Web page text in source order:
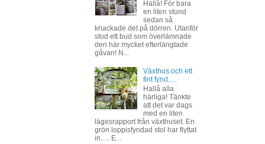
Hallå! För bara
en liten stund
sedan så
knackade det på dörren. Utanför
stod ett bud som överlämnade
den här mycket efterlängtade
gåvan! N...
Växthus och ett
fint fynd.....
Hallå alla
härliga! Tänkte
att det var dags
med en liten
lägesrapport från växthuset. En
grön loppisfyndad stol har flyttat
in..... E...